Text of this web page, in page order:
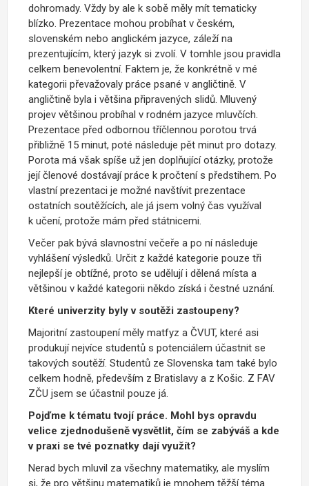
dohromady. Vždy by ale k sobě měly mít tematicky
blízko. Prezentace mohou probíhat v českém,
slovenském nebo anglickém jazyce, záleží na
prezentujícím, který jazyk si zvolí. V tomhle jsou pravidla
celkem benevolentní. Faktem je, že konkrétně v mé
kategorii převažovaly práce psané v angličtině. V
angličtině byla i většina připravených slidů. Mluvený
projev většinou probíhal v rodném jazyce mluvčích.
Prezentace před odbornou tříčlennou porotou trvá
přibližně 15 minut, poté následuje pět minut pro dotazy.
Porota má však spíše už jen doplňující otázky, protože
její členové dostávají práce k pročtení s předstihem. Po
vlastní prezentaci je možné navštívit prezentace
ostatních soutěžících, ale já jsem volný čas využíval
k učení, protože mám před státnicemi.
Večer pak bývá slavnostní večeře a po ní následuje
vyhlášení výsledků. Určit z každé kategorie pouze tři
nejlepší je obtížné, proto se udělují i dělená místa a
většinou v každé kategorii někdo získá i čestné uznání.
Které univerzity byly v soutěži zastoupeny?
Majoritní zastoupení měly matfyz a ČVUT, které asi
produkují nejvíce studentů s potenciálem účastnit se
takových soutěží. Studentů ze Slovenska tam také bylo
celkem hodně, především z Bratislavy a z Košic. Z FAV
ZČU jsem se účastnil pouze já.
Pojďme k tématu tvojí práce. Mohl bys opravdu
velice zjednodušeně vysvětlit, čím se zabýváš a kde
v praxi se tvé poznatky dají využít?
Nerad bych mluvil za všechny matematiky, ale myslím
si, že pro většinu matematiků je mnohem těžší téma